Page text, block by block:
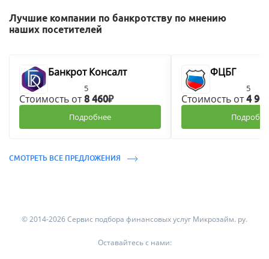
Лучшие компании по банкротству по мнению
наших посетителей
Банкрот Консалт
5
Стоимость от8 460₽
Подробнее
ФЦБГ
5
Стоимость от4
СМОТРЕТЬ ВСЕ ПРЕДЛОЖЕНИЯ
© 2014-2026 Сервис подбора финансовых услуг Микрозайм. ру.
Оставайтесь с нами: